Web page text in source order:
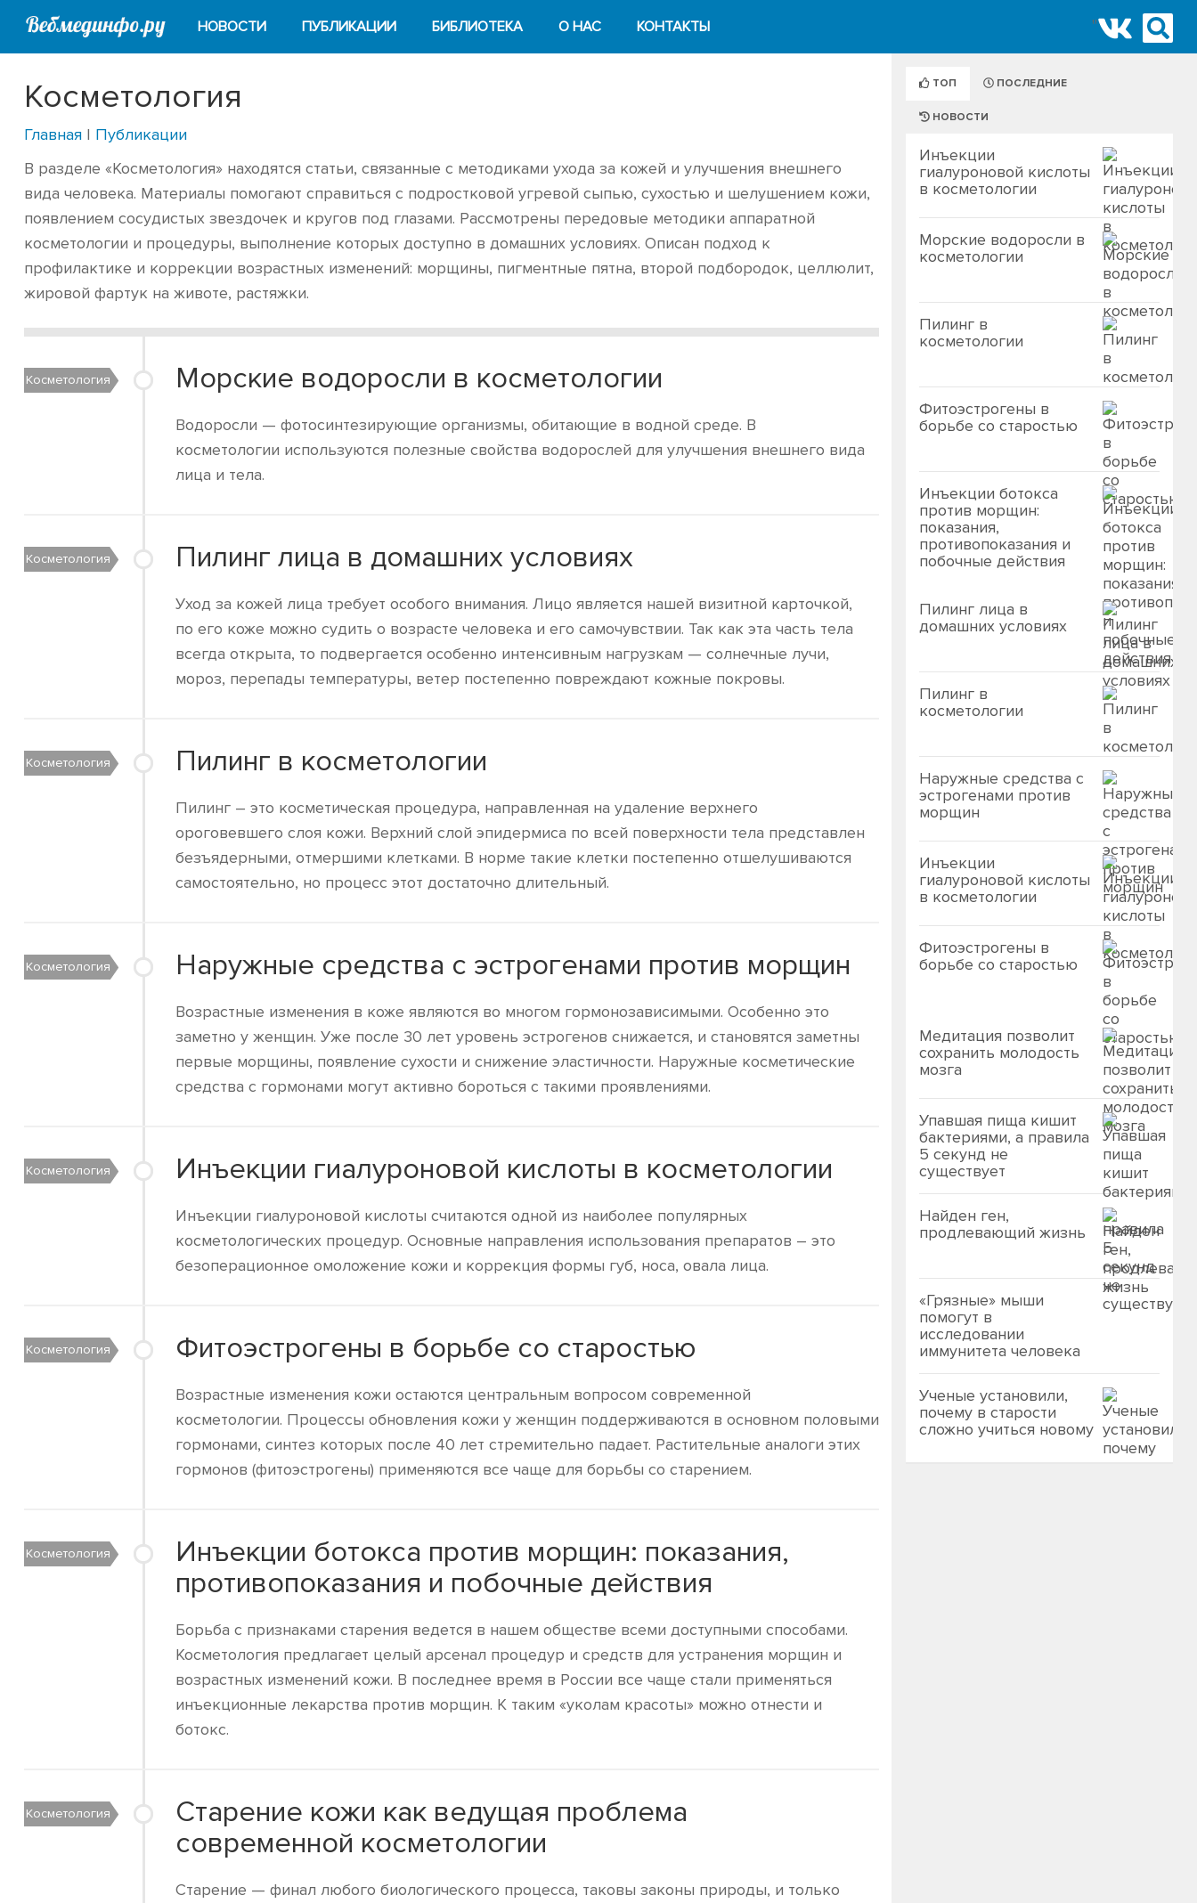
НОВОСТИ ПУБЛИКАЦИИ БИБЛИОТЕКА О НАС КОНТАКТЫ "
Косметология
Главная | Публикации
В разделе «Косметология» находятся статьи, связанные с методиками ухода за кожей и улучшения внешнего
вида человека. Материалы помогают справиться с подростковой угревой сыпью, сухостью и шелушением кожи,
появлением сосудистых звездочек и кругов под глазами. Рассмотрены передовые методики аппаратной
косметологии и процедуры, выполнение которых доступно в домашних условиях. Описан подход к
профилактике и коррекции возрастных изменений: морщины, пигментные пятна, второй подбородок, целлюлит,
жировой фартук на животе, растяжки.
Морские водоросли в косметологии
Косметология
Водоросли — фотосинтезирующие организмы, обитающие в водной среде. В
косметологии используются полезные свойства водорослей для улучшения внешнего вида
лица и тела.
Пилинг лица в домашних условиях
Косметология
Уход за кожей лица требует особого внимания. Лицо является нашей визитной карточкой,
по его коже можно судить о возрасте человека и его самочувствии. Так как эта часть тела
всегда открыта, то подвергается особенно интенсивным нагрузкам — солнечные лучи,
мороз, перепады температуры, ветер постепенно повреждают кожные покровы.
Пилинг в косметологии
Косметология
Пилинг – это косметическая процедура, направленная на удаление верхнего
ороговевшего слоя кожи. Верхний слой эпидермиса по всей поверхности тела представлен
безъядерными, отмершими клетками. В норме такие клетки постепенно отшелушиваются
самостоятельно, но процесс этот достаточно длительный.
Наружные средства с эстрогенами против морщин
Косметология
Возрастные изменения в коже являются во многом гормонозависимыми. Особенно это
заметно у женщин. Уже после 30 лет уровень эстрогенов снижается, и становятся заметны
первые морщины, появление сухости и снижение эластичности. Наружные косметические
средства с гормонами могут активно бороться с такими проявлениями.
Инъекции гиалуроновой кислоты в косметологии
Косметология
Инъекции гиалуроновой кислоты считаются одной из наиболее популярных
косметологических процедур. Основные направления использования препаратов – это
безоперационное омоложение кожи и коррекция формы губ, носа, овала лица.
Фитоэстрогены в борьбе со старостью
Косметология
Возрастные изменения кожи остаются центральным вопросом современной
косметологии. Процессы обновления кожи у женщин поддерживаются в основном половыми
гормонами, синтез которых после 40 лет стремительно падает. Растительные аналоги этих
гормонов (фитоэстрогены) применяются все чаще для борьбы со старением.
Инъекции ботокса против морщин: показания,
противопоказания и побочные действия
Косметология
Борьба с признаками старения ведется в нашем обществе всеми доступными способами.
Косметология предлагает целый арсенал процедур и средств для устранения морщин и
возрастных изменений кожи. В последнее время в России все чаще стали применяться
инъекционные лекарства против морщин. К таким «уколам красоты» можно отнести и
ботокс.
Старение кожи как ведущая проблема
современной косметологии
Косметология
Старение — финал любого биологического процесса, таковы законы природы, и только
ТОП ПОСЛЕДНИЕ
НОВОСТИ
Инъекции
гиалуроновой кислоты
в косметологии
Морские водоросли в
косметологии
Пилинг в
косметологии
Фитоэстрогены в
борьбе со старостью
Инъекции ботокса
против морщин:
показания,
противопоказания и
побочные действия
Пилинг лица в
домашних условиях
Пилинг в
косметологии
Наружные средства с
эстрогенами против
морщин
Инъекции
гиалуроновой кислоты
в косметологии
Фитоэстрогены в
борьбе со старостью
Медитация позволит
сохранить молодость
мозга
Упавшая пища кишит
бактериями, а правила
5 секунд не
существует
Найден ген,
продлевающий жизнь
«Грязные» мыши
помогут в
исследовании
иммунитета человека
Ученые установили,
почему в старости
сложно учиться новому